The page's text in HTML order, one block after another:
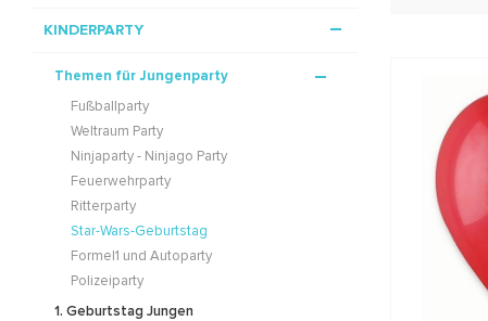
KINDERPARTY
Themen für Jungenparty
Fußballparty
Weltraum Party
Ninjaparty - Ninjago Party
Feuerwehrparty
Ritterparty
Star-Wars-Geburtstag
Formel1 und Autoparty
Polizeiparty
1. Geburtstag Jungen